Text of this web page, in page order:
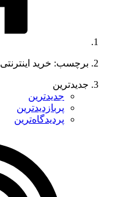
برچسب: خرید اینترنتی
جدیدترین
جدیدترین
پربازدیدترین
پردیدگاه‌ترین